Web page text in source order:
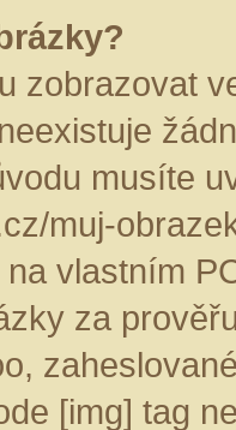
zobrazovat
musíte
muj-
vlastním
za
[img] tag